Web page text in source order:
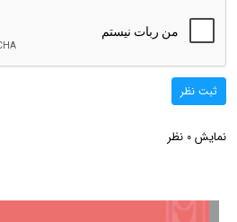
ثبت نظر
نمایش 0 نظر